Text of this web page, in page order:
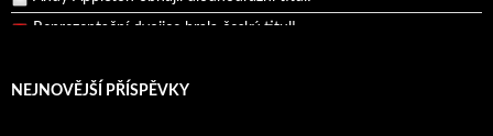
Reprezentační dvojice brala český titul!
NEJNOVĚJŠÍ PŘÍSPĚVKY